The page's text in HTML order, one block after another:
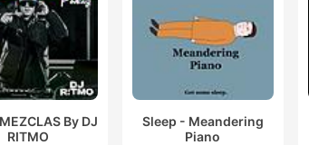
By DJ
RITMO
Sleep - Meandering
Piano